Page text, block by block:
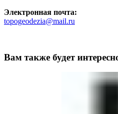
Электронная почта:
topogeodezia@mail.ru
Вам также будет